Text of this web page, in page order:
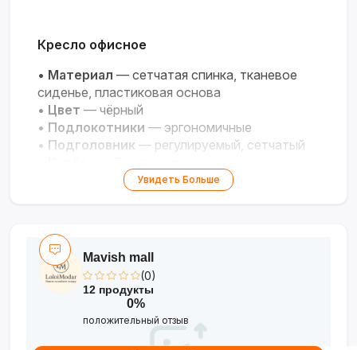
Кресло офисное
• Материал — сетчатая спинка, тканевое
сиденье, пластиковая основа
• Цвет — чёрный
• Подлокотники — эргономичные
• Подголовник — регулируемый, сетчатый
Назначение — для рабочего стола
Увидеть Больше
Mavish mall
(0)
12 продукты
0%
положительный отзыв